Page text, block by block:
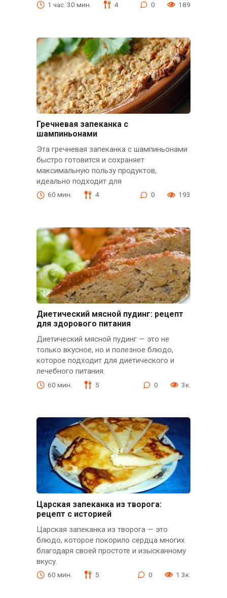
1 час. 30 мин. 4 0 189
Гречневая запеканка с
шампиньонами
Эта гречневая запеканка с шампиньонами
быстро готовится и сохраняет
максимальную пользу продуктов,
идеально подходит для
60 мин. 4 0 193
Диетический мясной пудинг: рецепт
для здорового питания
Диетический мясной пудинг — это не
только вкусное, но и полезное блюдо,
которое подходит для диетического и
лечебного питания.
60 мин. 5 0 3к.
Царская запеканка из творога:
рецепт с историей
Царская запеканка из творога — это
блюдо, которое покорило сердца многих
благодаря своей простоте и изысканному
вкусу.
60 мин. 5 0 1.3к.